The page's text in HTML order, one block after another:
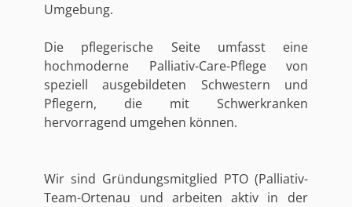
Umgebung.
Die pflegerische Seite umfasst eine
hochmoderne Palliativ-Care-Pflege von
speziell ausgebildeten Schwestern und
Pflegern, die mit Schwerkranken
hervorragend umgehen können.
Wir sind Gründungsmitglied PTO (Palliativ-
Team-Ortenau und arbeiten aktiv in der